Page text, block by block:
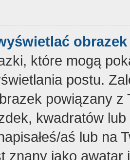
które mogą
postu.
powiązany z
kwadratów
aś lub na
znany jako